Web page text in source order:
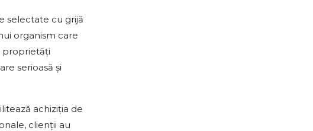
selectate cu grijă
organism care
proprietăți
serioasă și
achiziția de
clienții au